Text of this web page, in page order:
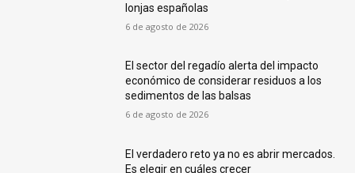
lonjas españolas
6 de agosto de 2026
El sector del regadío alerta del impacto
económico de considerar residuos a los
sedimentos de las balsas
6 de agosto de 2026
El verdadero reto ya no es abrir mercados.
Es elegir en cuáles crecer